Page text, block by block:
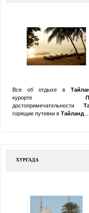
Все об отдыхе в
курорте
достопримечательности
горящие путевки в Тайланд
ХУРГАДА